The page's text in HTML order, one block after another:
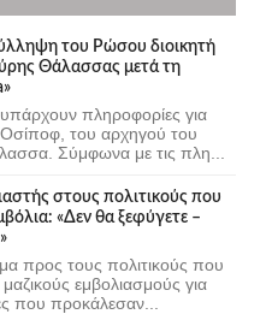
του Ρώσου διοικητή
Θάλασσας μετά τη
υπάρχουν πληροφορίες για
του αρχηγού του
Σύμφωνα με τις πλη...
στους πολιτικούς που
«Δεν θα ξεφύγετε –
προς τους πολιτικούς που
εμβολιασμούς για
που προκάλεσαν...